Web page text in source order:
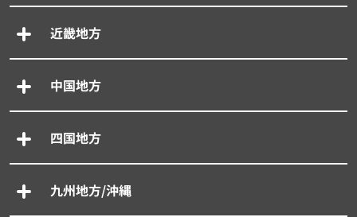
近畿地方
中国地方
四国地方
九州地方/沖縄